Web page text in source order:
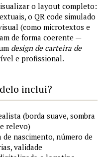
o layout completo:
o QR code simulado
(como microtextos e
de forma coerente —
design de carteira de
e profissional.
inclui?
(borda suave, sombra
relevo)
de nascimento, número de
validade